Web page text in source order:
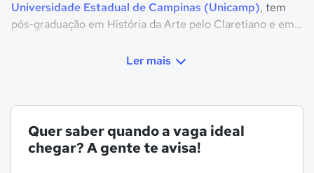
Universidade Estadual de Campinas (Unicamp), tem
pós-graduação em História da Arte pelo Claretiano e em
professora de História do COC Paulínia.
Ler mais
Quer saber quando a vaga ideal
chegar? A gente te avisa!